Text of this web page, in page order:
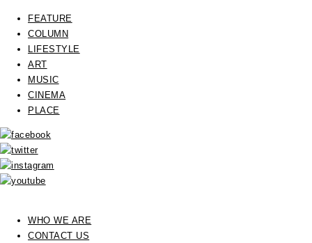
FEATURE
COLUMN
LIFESTYLE
ART
MUSIC
CINEMA
PLACE
WHO WE ARE
CONTACT US